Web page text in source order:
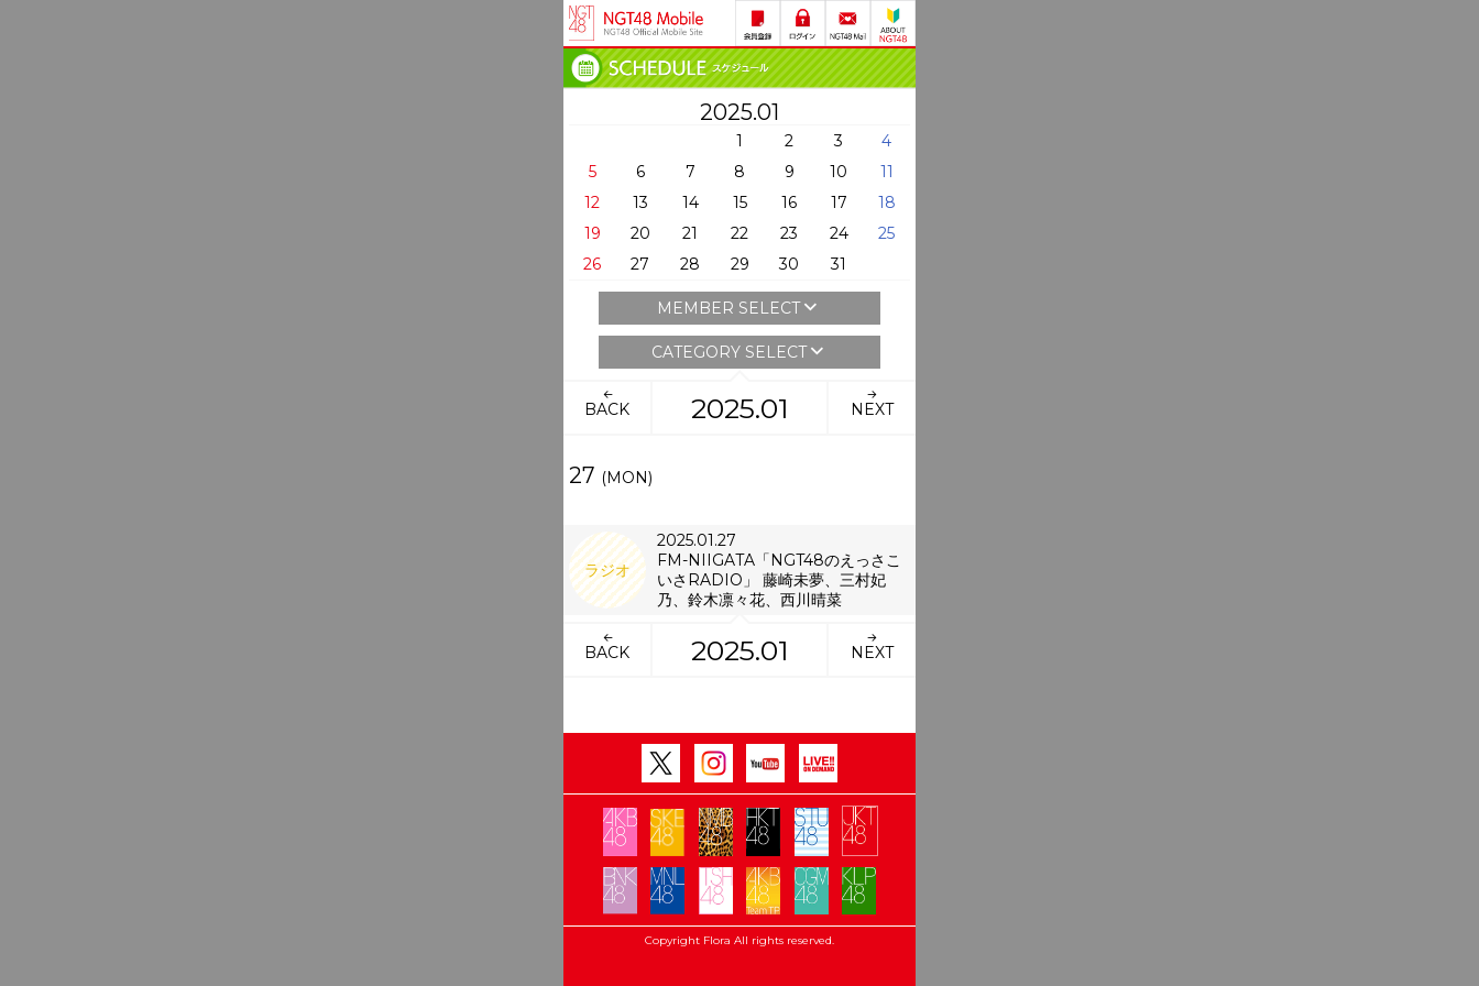
2025.01
1 2 3
4
5
6 7 8 9 10
11
12
13 14 15 16 17
18
19
20 21 22 23 24
25
26
27 28 29 30 31
MEMBER SELECT
CATEGORY SELECT
BACK 2025.01 NEXT
27 (MON)
ラジオ
2025.01.27
FM-NIIGATA「NGT48のえっさこ
いさRADIO」 藤崎未夢、三村妃
乃、鈴木凛々花、西川晴菜
BACK 2025.01 NEXT
Copyright Flora All rights reserved.